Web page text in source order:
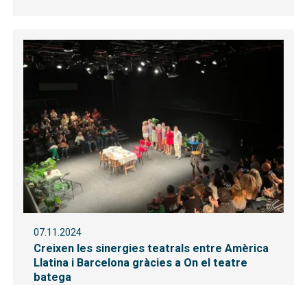
07.11.2024
Creixen les sinergies teatrals entre Amèrica
Llatina i Barcelona gràcies a On el teatre
batega